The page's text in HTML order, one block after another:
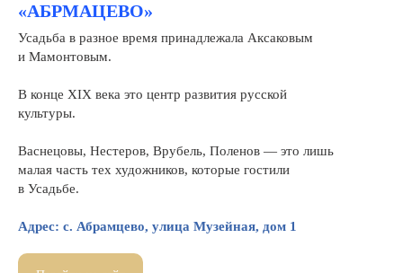
«АБРМАЦЕВО»
Усадьба в разное время принадлежала Аксаковым
и Мамонтовым.
В конце XIX века это центр развития русской
культуры.
Васнецовы, Нестеров, Врубель, Поленов — это лишь
малая часть тех художников, которые гостили
в Усадьбе.
Адрес: c. Абрамцево, улица Музейная, дом 1